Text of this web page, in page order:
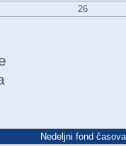
26
Nedeljni fond časova